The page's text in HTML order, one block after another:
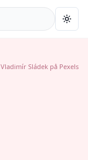
Vladimír Sládek på Pexels